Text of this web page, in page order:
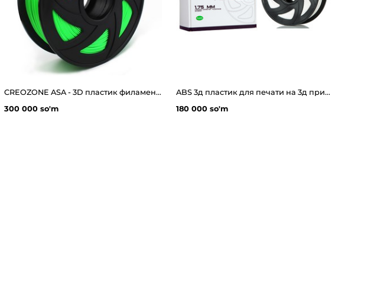
CREOZONE ASA - 3D пластик филамент для 3д принтера. Наивысшего качества
300 000 so'm
ABS 3д пластик для печати на 3д принтере от MyFilament
180 000 so'm